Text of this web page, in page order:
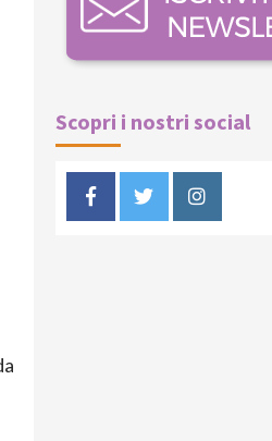
Scopri i nostri social
FacebookTwitterInstagram